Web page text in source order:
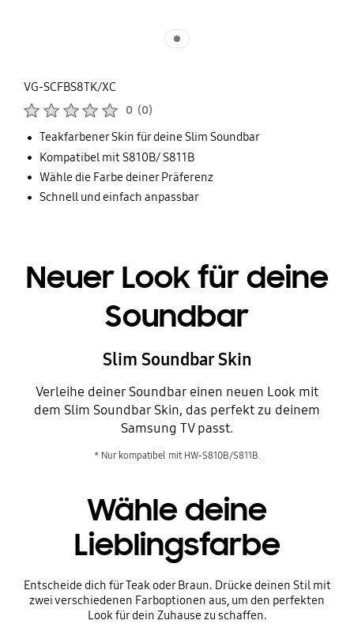
VG-SCFBS8TK/XC
0 (0)
Teakfarbener Skin für deine Slim Soundbar
Kompatibel mit S810B/ S811B
Wähle die Farbe deiner Präferenz
Schnell und einfach anpassbar
Neuer Look für deine
Soundbar
Slim Soundbar Skin
Verleihe deiner Soundbar einen neuen Look mit
dem Slim Soundbar Skin, das perfekt zu deinem
Samsung TV passt.
* Nur kompatibel mit HW-S810B/S811B.
Wähle deine
Lieblingsfarbe
Entscheide dich für Teak oder Braun. Drücke deinen Stil mit
zwei verschiedenen Farboptionen aus, um den perfekten
Look für dein Zuhause zu schaffen.